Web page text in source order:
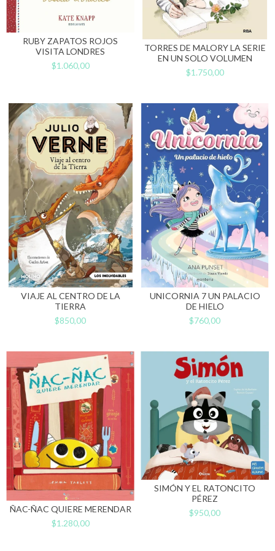
RUBY ZAPATOS ROJOS
VISITA LONDRES
$1.060,00
TORRES DE MALORY LA SERIE
EN UN SOLO VOLUMEN
$1.750,00
VIAJE AL CENTRO DE LA
TIERRA
$850,00
UNICORNIA 7 UN PALACIO
DE HIELO
$760,00
ÑAC-ÑAC QUIERE MERENDAR
$1.280,00
SIMÓN Y EL RATONCITO
PÉREZ
$950,00